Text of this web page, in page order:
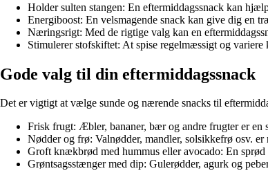
Holder sulten stangen: En eftermiddagssnack kan
Energiboost: En velsmagende snack kan give dig en
Næringsrigt: Med de rigtige valg kan en
Stimulerer stofskiftet: At spise regelmæssigt og
Gode valg til din eftermiddagssnack
Det er vigtigt at vælge sunde og nærende snacks til
Frisk frugt: Æbler, bananer, bær og andre frugter er en
Nødder og frø: Valnødder, mandler, solsikkefrø osv. er
Groft knækbrød med hummus eller avocado: En
Grøntsagsstænger med dip: Gulerødder, agurk og